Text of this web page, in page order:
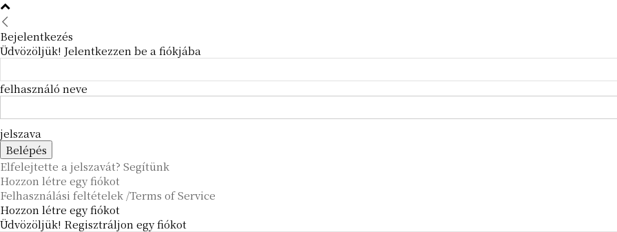
Bejelentkezés
Üdvözöljük! Jelentkezzen be a fiókjába
felhasználó neve
jelszava
Elfelejtette a jelszavát? Segítünk
Hozzon létre egy fiókot
Felhasználási feltételek /Terms of Service
Hozzon létre egy fiókot
Üdvözöljük! Regisztráljon egy fiókot